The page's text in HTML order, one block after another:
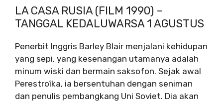
LA CASA RUSIA (FILM 1990) –
TANGGAL KEDALUWARSA 1 AGUSTUS
Penerbit Inggris Barley Blair menjalani kehidupan
yang sepi, yang kesenangan utamanya adalah
minum wiski dan bermain saksofon. Sejak awal
Perestroîka, ia bersentuhan dengan seniman
dan penulis pembangkang Uni Soviet. Dia akan